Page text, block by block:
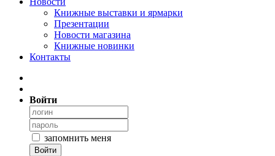
Книжные выставки и ярмарки
Презентации
Новости магазина
Книжные новинки
Контакты
Войти
запомнить меня
Войти